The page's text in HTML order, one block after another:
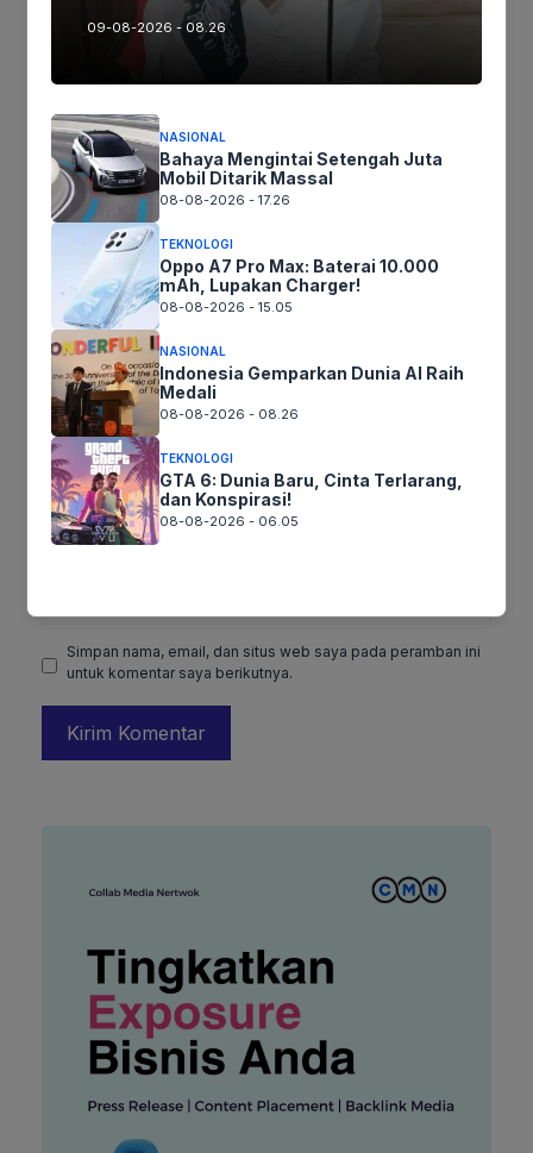
Tinggalkan komentar
Komentar
Nama
Surel
web
Simpan nama, email, dan situs web saya pada peramban ini
untuk komentar saya berikutnya.
09-08-2026 - 08.26
NASIONAL
Bahaya Mengintai Setengah Juta
Mobil Ditarik Massal
08-08-2026 - 17.26
TEKNOLOGI
Oppo A7 Pro Max: Baterai 10.000
mAh, Lupakan Charger!
08-08-2026 - 15.05
NASIONAL
Indonesia Gemparkan Dunia AI Raih
Medali
08-08-2026 - 08.26
TEKNOLOGI
GTA 6: Dunia Baru, Cinta Terlarang,
dan Konspirasi!
08-08-2026 - 06.05